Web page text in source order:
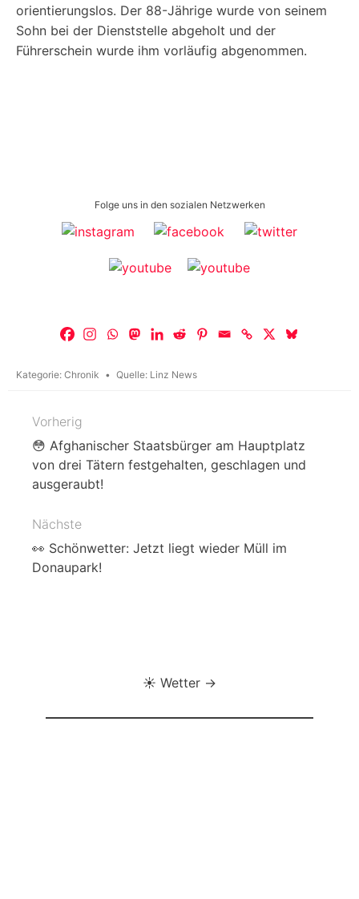
orientierungslos. Der 88-Jährige wurde von seinem
Sohn bei der Dienststelle abgeholt und der
Führerschein wurde ihm vorläufig abgenommen.
Folge uns in den sozialen Netzwerken
Kategorie: Chronik Quelle: Linz News
Beitragsnavigation
Vorherig
😳 Afghanischer Staatsbürger am Hauptplatz
von drei Tätern festgehalten, geschlagen und
ausgeraubt!
Nächste
👀 Schönwetter: Jetzt liegt wieder Müll im
Donaupark!
☀️ Wetter →